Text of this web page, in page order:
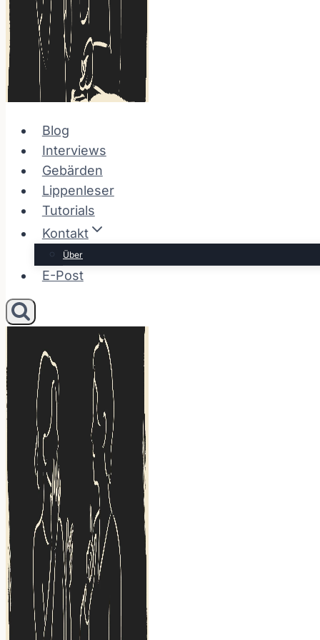
Blog
Interviews
Gebärden
Lippenleser
Tutorials
Kontakt
Über
E-Post